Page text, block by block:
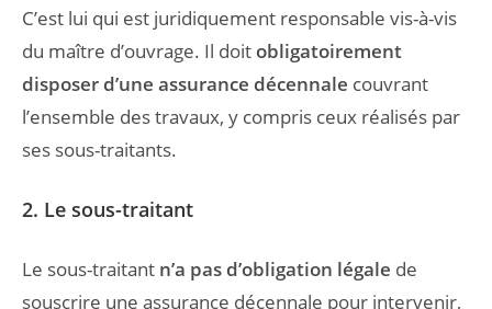
C’est lui qui est juridiquement responsable vis-à-vis
du maître d’ouvrage. Il doitobligatoirement
disposer d’une assurance décennale couvrant
l’ensemble des travaux, y compris ceux réalisés par
ses sous-traitants.
2. Le sous-traitant
Le sous-traitant n’a pas d’obligation légale de
souscrire une assurance décennale pour intervenir,